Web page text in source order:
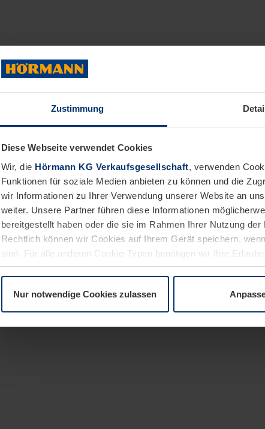
Zustimmung
Diese Webseite verwendet Cookies
Wir, die Hörmann KG Verkaufsgesellschaft, verwenden
Funktionen für soziale Medien anbieten zu können und die
wir Informationen zu Ihrer Verwendung unserer Website an
weiter. Unsere Partner führen diese Informationen
bereitgestellt haben oder die sie im Rahmen Ihrer Nutzung der
Rechtlich können wir Cookies auf Ihrem Gerät speichern,
sind. Für alle anderen Cookie-Typen benötigen wir Ihre
Erläuterung auf der SeiteDatenschutzerklärungunserer
Nur notwendige Cookies zulassen